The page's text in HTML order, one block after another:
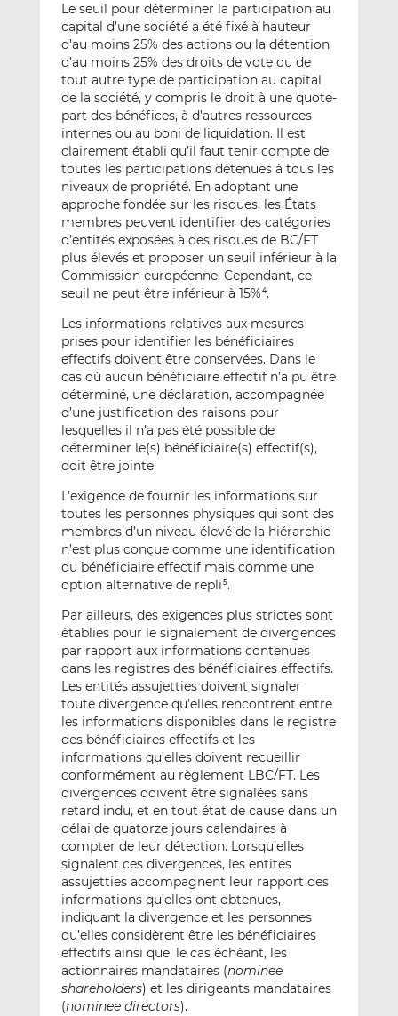
Le seuil pour déterminer la participation au
capital d’une société a été fixé à hauteur
d’au moins 25% des actions ou la détention
d’au moins 25% des droits de vote ou de
tout autre type de participation au capital
de la société, y compris le droit à une quote-
part des bénéfices, à d’autres ressources
internes ou au boni de liquidation. Il est
clairement établi qu’il faut tenir compte de
toutes les participations détenues à tous les
niveaux de propriété. En adoptant une
approche fondée sur les risques, les États
membres peuvent identifier des catégories
d’entités exposées à des risques de BC/FT
plus élevés et proposer un seuil inférieur à la
Commission européenne. Cependant, ce
seuil ne peut être inférieur à 15% 4.
Les informations relatives aux mesures
prises pour identifier les bénéficiaires
effectifs doivent être conservées. Dans le
cas où aucun bénéficiaire effectif n’a pu être
déterminé, une déclaration, accompagnée
d’une justification des raisons pour
lesquelles il n’a pas été possible de
déterminer le(s) bénéficiaire(s) effectif(s),
doit être jointe.
L’exigence de fournir les informations sur
toutes les personnes physiques qui sont des
membres d’un niveau élevé de la hiérarchie
n’est plus conçue comme une identification
du bénéficiaire effectif mais comme une
option alternative de repli 5.
Par ailleurs, des exigences plus strictes sont
établies pour le signalement de divergences
par rapport aux informations contenues
dans les registres des bénéficiaires effectifs.
Les entités assujetties doivent signaler
toute divergence qu’elles rencontrent entre
les informations disponibles dans le registre
des bénéficiaires effectifs et les
informations qu’elles doivent recueillir
conformément au règlement LBC/FT. Les
divergences doivent être signalées sans
retard indu, et en tout état de cause dans un
délai de quatorze jours calendaires à
compter de leur détection. Lorsqu’elles
signalent ces divergences, les entités
assujetties accompagnent leur rapport des
informations qu’elles ont obtenues,
indiquant la divergence et les personnes
qu’elles considèrent être les bénéficiaires
effectifs ainsi que, le cas échéant, les
actionnaires mandataires (nominee
shareholders) et les dirigeants mandataires
(nominee directors).